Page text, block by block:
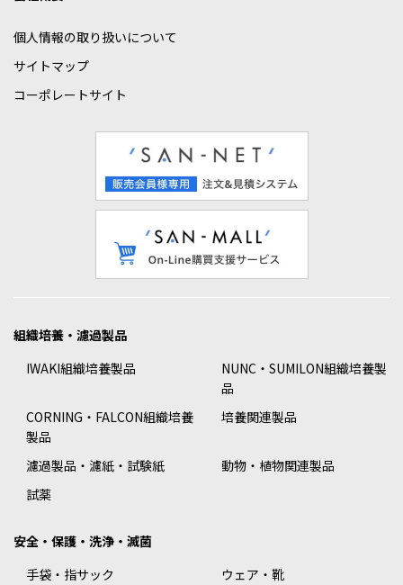
個人情報の取り扱いについて
サイトマップ
コーポレートサイト
組織培養・濾過製品
IWAKI組織培養製品
NUNC・SUMILON組織培養製
品
CORNING・FALCON組織培養
製品
培養関連製品
濾過製品・濾紙・試験紙
動物・植物関連製品
試薬
安全・保護・洗浄・滅菌
手袋・指サック
ウェア・靴